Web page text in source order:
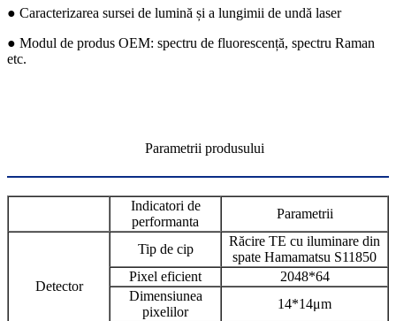
● Caracterizarea sursei de lumină și a lungimii de undă laser
● Modul de produs OEM: spectru de fluorescență, spectru Raman
etc.
Parametrii produsului
Indicatori de
performanta
Parametrii
Detector
Tip de cip
Răcire TE cu iluminare din
spate Hamamatsu S11850
Pixel eficient
2048*64
Dimensiunea
pixelilor
14*14μm